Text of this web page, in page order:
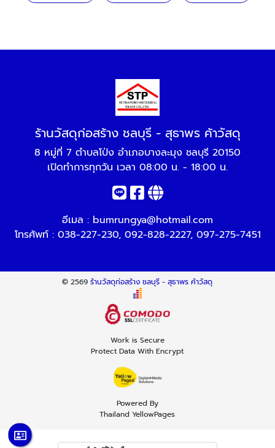
ร้านวัสดุก่อสร้าง ชลบุรี - สุธาพร ค้าวัสดุ
8 หมู่ที่ 7 ตำบลโป่ง อำเภอบางละมุง ชลบุรี 20150
เปิดทำการทุกวัน เวลา 08:00 น. - 18:00 น.
อีเมล : bumrungya@hotmail.com
โทรศัพท์ : 038-227-230, 092-828-2227, 097-275-7451
© 2569ร้านวัสดุก่อสร้าง ชลบุรี - สุธาพร ค้าวัสดุ
Work is Secure
Protect Data With Encrypt
Powered By
Thailand YellowPages